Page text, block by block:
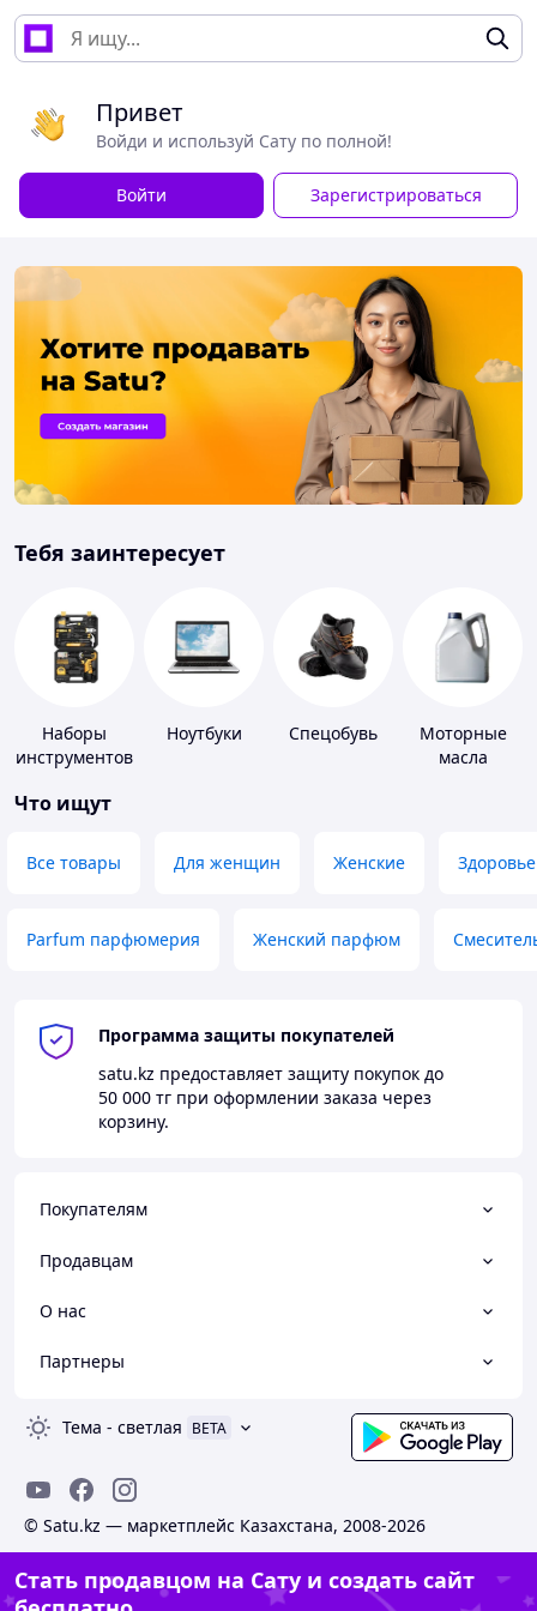
Привет
Войди и используй Сату по полной!
Войти Зарегистрироваться
Тебя заинтересует
Наборы
инструментов
Ноутбуки Спецобувь
Моторные
масла
Что ищут
Все товары Для женщин Женские Здоровье
Parfum парфюмерия Женский парфюм
Программа защиты покупателей
satu.kz предоставляет защиту покупок до
50 000 тг при оформлении заказа через
корзину.
Покупателям
Продавцам
О нас
Партнеры
Тема - светлая BETA
© Satu.kz — маркетплейс Казахстана, 2008-2026
Стать продавцом на Сату и создать сайт